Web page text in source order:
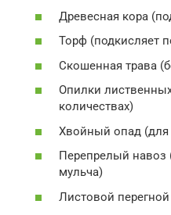
Древесная кора
Торф (подкисляет
Скошенная трава
Опилки
количествах)
Хвойный опад (для
Перепрелый навоз
мульча)
Листовой перегной